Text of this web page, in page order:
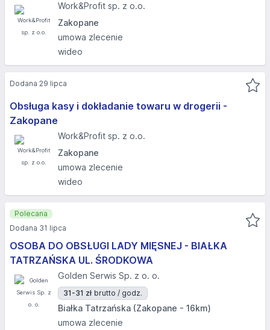
Work&Profit sp. z o.o.
Zakopane
umowa zlecenie
wideo
Obsługa kasy i dokładanie towaru w drogerii -
Zakopane
Work&Profit sp. z o.o.
Zakopane
umowa zlecenie
wideo
Dodana 29 lipca
OSOBA DO OBSŁUGI LADY MIĘSNEJ - BIAŁKA
TATRZAŃSKA UL. ŚRODKOWA
Golden Serwis Sp. z o. o.
31-31 zł brutto / godz.
Białka Tatrzańska (Zakopane - 16km)
umowa zlecenie
Polecana
Dodana 31 lipca